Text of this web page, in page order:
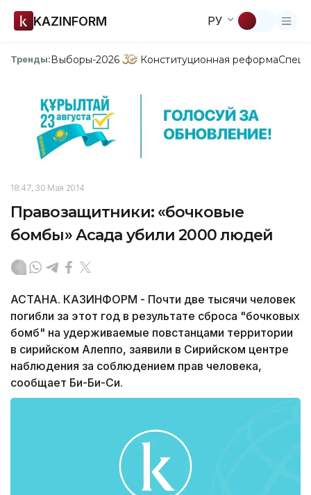
KAZINFORM РУ
Тренды:Выборы-2026 Конституционная реформа
18:47, 30 Мая 2014
Правозащитники: «бочковые
бомбы» Асада убили 2000 людей
АСТАНА. КАЗИНФОРМ - Почти две тысячи человек
погибли за этот год в результате сброса "бочковых
бомб" на удерживаемые повстанцами территории
в сирийском Алеппо, заявили в Сирийском центре
наблюдения за соблюдением прав человека,
сообщает Би-Би-Си.